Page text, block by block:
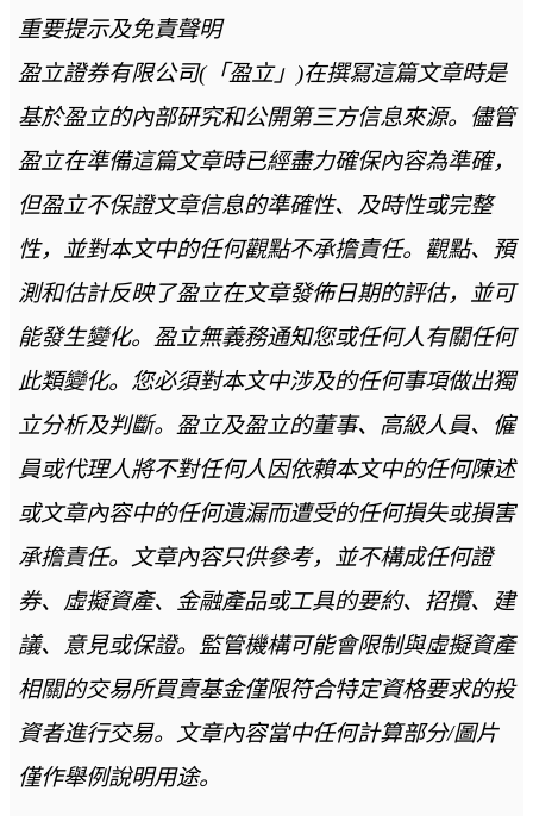
重要提示及免責聲明
盈立證券有限公司(「盈立」)在撰冩這篇文章時是
基於盈立的內部研究和公開第三方信息來源。儘管
盈立在準備這篇文章時已經盡力確保內容為準確，
但盈立不保證文章信息的準確性、及時性或完整
性，並對本文中的任何觀點不承擔責任。觀點、預
測和估計反映了盈立在文章發佈日期的評估，並可
能發生變化。盈立無義務通知您或任何人有關任何
此類變化。您必須對本文中涉及的任何事項做出獨
立分析及判斷。盈立及盈立的董事、高級人員、僱
員或代理人將不對任何人因依賴本文中的任何陳述
或文章內容中的任何遺漏而遭受的任何損失或損害
承擔責任。文章內容只供參考，並不構成任何證
券、虛擬資產、金融產品或工具的要約、招攬、建
議、意見或保證。監管機構可能會限制與虛擬資產
相關的交易所買賣基金僅限符合特定資格要求的投
資者進行交易。文章內容當中任何計算部分/圖片
僅作舉例說明用途。